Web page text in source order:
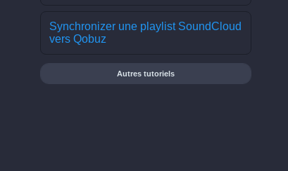
Synchronizer une playlist SoundCloud
vers Qobuz
Autres tutoriels